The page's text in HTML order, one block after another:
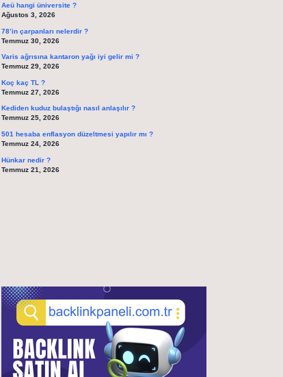
Aeü hangi üniversite ?
Ağustos 3, 2026
78’in çarpanları nelerdir ?
Temmuz 30, 2026
Varis ağrısına kantaron yağı iyi gelir mi ?
Temmuz 29, 2026
Koç kaç TL ?
Temmuz 27, 2026
Kediden kuduz bulaştığı nasıl anlaşılır ?
Temmuz 25, 2026
501 hesaba enflasyon düzeltmesi yapılır mı ?
Temmuz 24, 2026
Hünkar nedir ?
Temmuz 21, 2026